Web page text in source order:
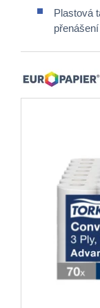
Plastová